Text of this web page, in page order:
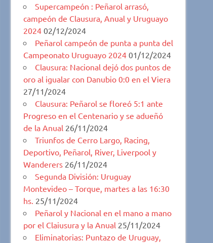
Supercampeón : Peñarol arrasó,
campeón de Clausura, Anual y Uruguayo
2024 02/12/2024
Peñarol campeón de punta a punta del
Campeonato Uruguayo 2024 01/12/2024
Clausura: Nacional dejó dos puntos de
oro al igualar con Danubio 0:0 en el Viera
27/11/2024
Clausura: Peñarol se floreó 5:1 ante
Progreso en el Centenario y se adueñó
de la Anual 26/11/2024
Triunfos de Cerro Largo, Racing,
Deportivo, Peñarol, River, Liverpool y
Wanderers 26/11/2024
Segunda División: Uruguay
Montevideo – Torque, martes a las 16:30
hs. 25/11/2024
Peñarol y Nacional en el mano a mano
por el Claiusura y la Anual 25/11/2024
Eliminatorias: Puntazo de Uruguay,